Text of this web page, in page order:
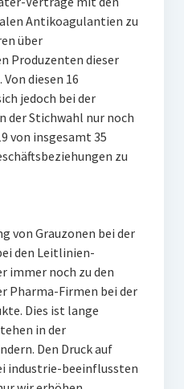
Antikoagulantien zu
über
Produzenten dieser
diesen 16
jedoch bei der
der Stichwahl nur noch
von insgesamt 35
zu
von Grauzonen bei der
den Leitlinien-
immer noch zu den
Pharma-Firmen bei der
Dies ist lange
in der
Den Druck auf
industrie-beeinflussten